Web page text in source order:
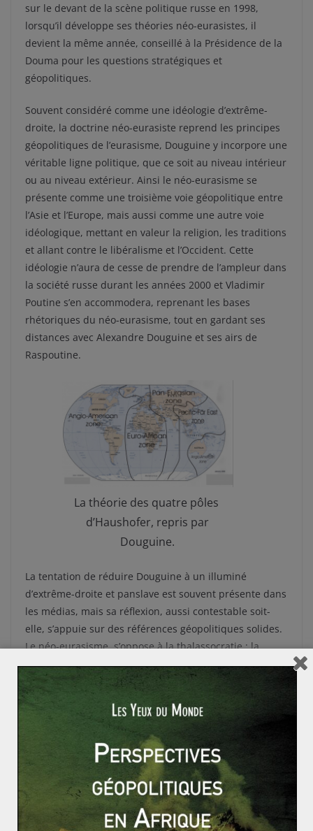
sur le devant de la scène politique russe en 1998,
lorsqu’il développe ses théories néo-eurasistes, il
devient la même année, conseillé à la Présidence de la
Douma pour les questions stratégiques et
géopolitiques.
Souvent considéré comme une idéologie d’extrême-
droite, la doctrine néo-eurasiste reprend les principes
géopolitiques de l’eurasisme, Douguine y incorpore une
véritable ligne politique, que ce soit au niveau intérieur
ou au niveau extérieur. Ainsi le néo-eurasisme se
présente comme une troisième voie géopolitique entre
l’Asie et l’Europe, mais aussi comme une autre voie
idéologique, mettant en valeur la religion, les traditions
et allant contre le libéralisme et l’Occident. Cette
idéologie n’aura de cesse de prendre de l’ampleur dans
la société russe durant les années 2000 et Vladimir
Poutine s’en accommodera, reprenant les bases
rhétoriques du néo-eurasisme, tout en gardant ses
distances avec Alexandre Douguine et ses airs de
Raspoutine.
La théorie des quatre pôles
d’Haushofer, repris par
Douguine.
La tentation de réduire Douguine à un illuminé
d’extrême-droite et panslave est souvent présente dans
les médias, mais sa réflexion, aussi contestable soit-
elle, s’appuie sur des références géopolitiques solides.
Le néo-eurasisme, s’oppose à la thalassocratie : la
puissance maritime atlantiste, il veut permettre
l’émergence d’un monde multipolaire et par
conséquence défaire les
tats-Unis de leur statut de
dominant mondial. Douguine prend le contrepied de
Brzezinski, qui a pour sa part étudié, les moyens
permettant auxÉtats-Unis de conserver ce leadership
mondial. Cette théorie née dans la fin des années 90
prend tout son sens aujourd’hui, tandis que la politique
de « containement » envers la Russie prônée par
Brzezinski n’a pas eu l’effet escompté. Reprenant en